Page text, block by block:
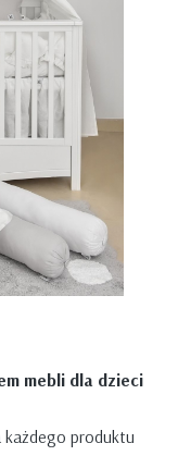
mebli dla dzieci
każdego produktu